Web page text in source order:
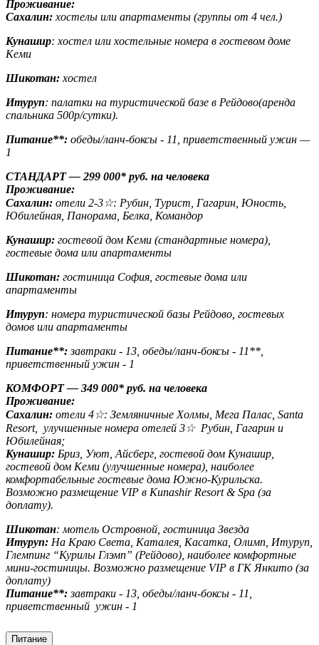
Проживание:
Сахалин: хостелы или апартаменты (группы от 4 чел.)
Кунашир: хостел или хостельные номера в гостевом доме
Кеми
Шикотан: хостел
Итуруп: палатки на туристической базе в Рейдово(аренда
спальника 500р/сутки).
Питание**: обеды/ланч-боксы - 11, приветственный ужин —
1
СТАНДАРТ — 299 000* руб. на человека
Проживание:
Сахалин: отели 2-3☆: Рубин, Турист, Гагарин, Юность,
Юбилейная, Панорама, Белка, Командор
Кунашир: гостевой дом Кеми (стандартные номера),
гостевые дома или апартаменты
Шикотан: гостиница София, гостевые дома или
апартаменты
Итуруп: номера туристической базы Рейдово, гостевых
домов или апартаменты
Питание**:завтраки - 13, обеды/ланч-боксы - 11**,
приветственный ужин - 1
КОМФОРТ — 349 000* руб. на человека
Проживание:
Сахалин: отели 4☆: Земляничные Холмы, Мега Палас, Santa
Resort, улучшенные номера отелей 3☆ Рубин, Гагарин и
Юбилейная;
Кунашир: Бриз, Уют, Айсберг, гостевой дом Кунашир,
гостевой дом Кеми (улучшенные номера), наиболее
комфортабельные гостевые дома Южно-Курильска.
Возможно размещение VIP в Kunashir Resort & Spa (за
доплату).
Шикотан: мотель Островной, гостиница Звезда
Итуруп: На Краю Света, Каталея, Касатка, Олимп, Итуруп,
Глемпинг “Курилы Глэмп” (Рейдово), наиболее комфортные
мини-гостиницы. Возможно размещение VIP в ГК Янкито (за
доплату)
Питание**:завтраки - 13, обеды/ланч-боксы - 11,
приветственный ужин - 1
Питание